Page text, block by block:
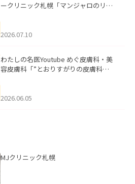
ークリニック札幌「マンジャロのリア
た。
2026.07.10
わたしの名医Youtube めぐ皮膚科・美
容皮膚科「”とおりすがりの皮膚科
2026.06.05
MJクリニック札幌